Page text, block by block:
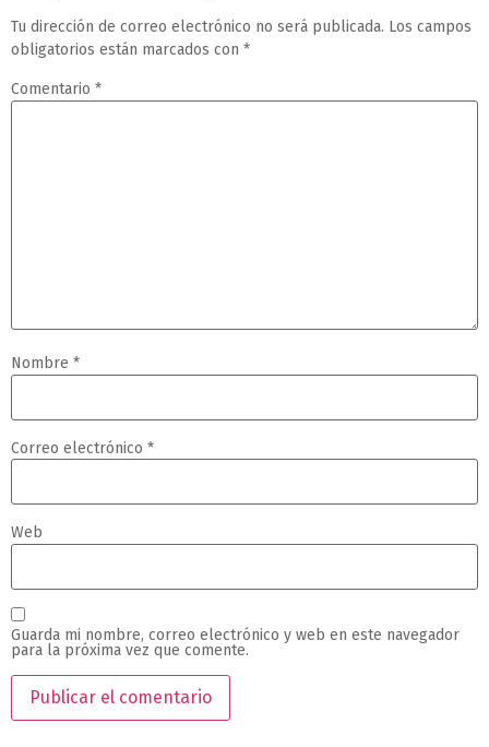
Tu dirección de correo electrónico no será publicada. Los campos
obligatorios están marcados con *
Comentario *
Nombre *
Correo electrónico *
Web
Guarda mi nombre, correo electrónico y web en este navegador
para la próxima vez que comente.